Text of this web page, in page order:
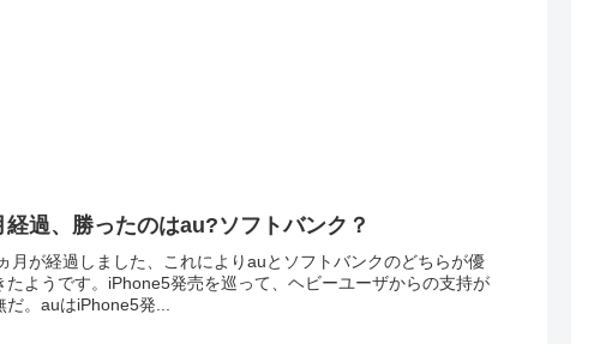
過、勝ったのはau?ソフトバンク？
月が経過しました、これによりauとソフトバンクのどちらが優
ようです。iPhone5発売を巡って、ヘビーユーザからの支持が
だ。auはiPhone5発...